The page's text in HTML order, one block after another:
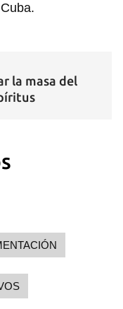
has de
la masa del